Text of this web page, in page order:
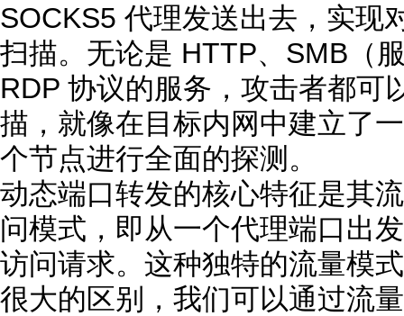
SOCKS5 代理发送出去，实现
扫描。无论是 HTTP、SMB（
RDP 协议的服务，攻击者都可
描，就像在目标内网中建立了
个节点进行全面的探测。
动态端口转发的核心特征是其
问模式，即从一个代理端口出
访问请求。这种独特的流量模
很大的区别，我们可以通过流